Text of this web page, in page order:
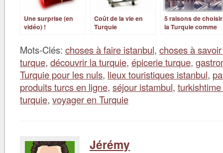
Une surprise (en
vidéo) !
Coût de la vie en
Turquie
5 raisons de choisir
la Turquie comme
Mots-Clés: choses à faire istanbul, choses à
turque, découvrir la turquie, épicerie turque,
Turquie pour les nuls, lieux touristiques istanbul,
produits turcs en ligne, séjour istambul,
turquie, voyager en Turquie
Jérémy